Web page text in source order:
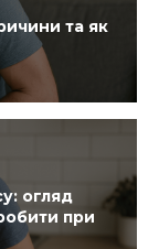
та як
огляд
при